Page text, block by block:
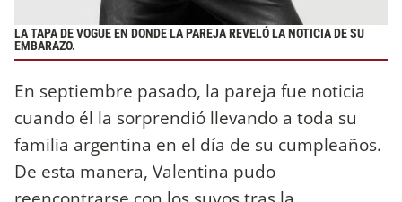
LA TAPA DE VOGUE EN DONDE LA PAREJA REVELÓ LA NOTICIA DE SU
EMBARAZO.
En septiembre pasado, la pareja fue noticia
cuando él la sorprendió llevando a toda su
familia argentina en el día de su cumpleaños.
De esta manera, Valentina pudo